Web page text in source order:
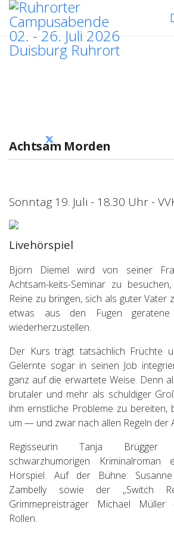
Achtsam Morden
Sonntag 19. Juli - 18.30 Uhr -
Livehörspiel
Björn Diemel wird von seiner
Achtsam-keits-Seminar zu
Reine zu bringen, sich als guter Vater
etwas aus den Fugen geratene
wiederherzustellen.
Der Kurs trägt tatsächlich Früchte
Gelernte sogar in seinen Job
ganz auf die erwartete Weise. Denn
brutaler und mehr als schuldiger
ihm ernstliche Probleme zu bereiten,
um — und zwar nach allen Regeln der
Regisseurin Tanja
schwarzhumorigen Kriminalroman
Hörspiel. Auf der Bühne:
Zambelly sowie der „Switch
Grimmepreisträger Michael
Rollen.